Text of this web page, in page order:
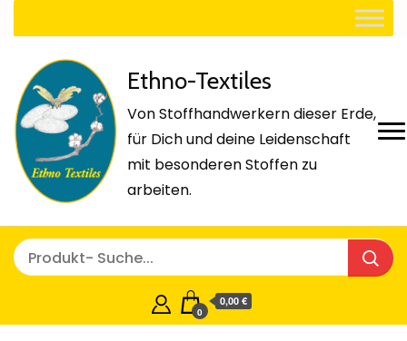
Ethno-Textiles
Von Stoffhandwerkern dieser Erde,
für Dich und deine Leidenschaft
mit besonderen Stoffen zu
arbeiten.
0
0,00 €